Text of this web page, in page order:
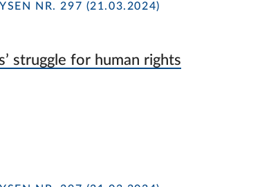
NR. 297 (21.03.2024)
struggle for human rights